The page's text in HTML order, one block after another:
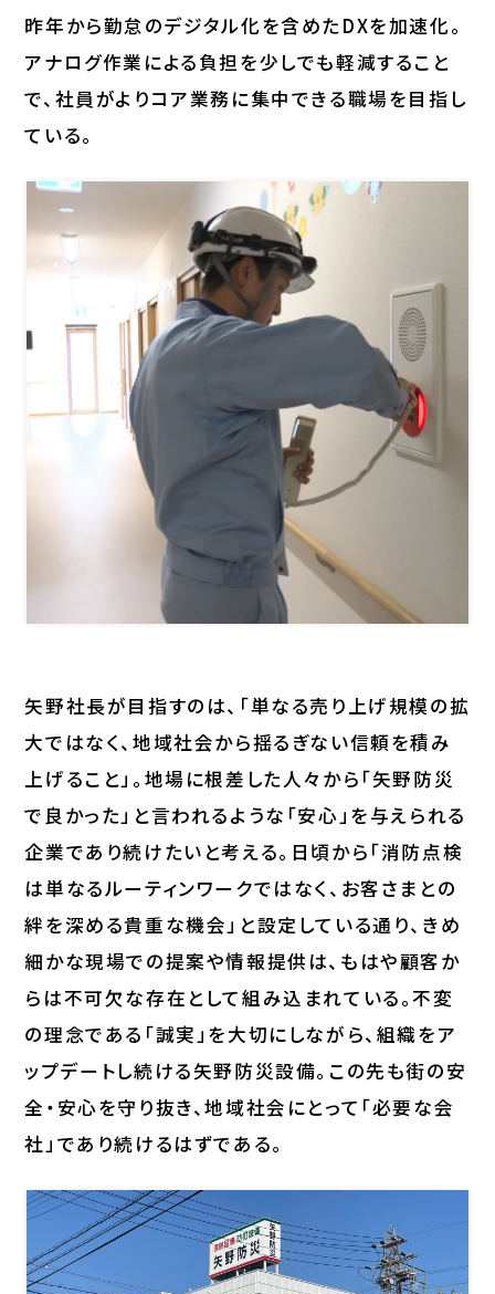
昨年から勤怠のデジタル化を含めたDXを加速化。
アナログ作業による負担を少しでも軽減すること
で、社員がよりコア業務に集中できる職場を目指し
ている。
矢野社長が目指すのは、「単なる売り上げ規模の拡
大ではなく、地域社会から揺るぎない信頼を積み
上げること」。地場に根差した人々から「矢野防災
で良かった」と言われるような「安心」を与えられる
企業であり続けたいと考える。日頃から「消防点検
は単なるルーティンワークではなく、お客さまとの
絆を深める貴重な機会」と設定している通り、きめ
細かな現場での提案や情報提供は、もはや顧客か
らは不可欠な存在として組み込まれている。不変
の理念である「誠実」を大切にしながら、組織をア
ップデートし続ける矢野防災設備。この先も街の安
全・安心を守り抜き、地域社会にとって「必要な会
社」であり続けるはずである。